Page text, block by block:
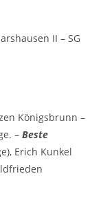
II – SG
Königsbrunn –
–Beste
Erich Kunkel